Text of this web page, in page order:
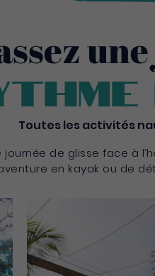
Toutes les activités
de glisse face à
en kayak ou de